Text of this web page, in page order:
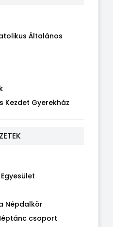
Általános
Kezdet Gyerekház
Népdalkör
csoport